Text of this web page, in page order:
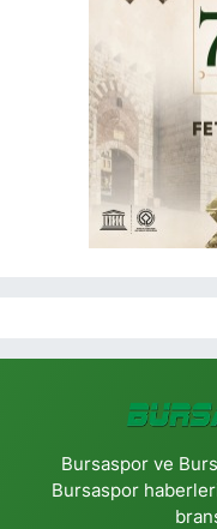
Bursaspor ve
Bursaspor